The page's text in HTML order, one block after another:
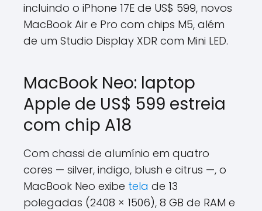
incluindo o iPhone 17E de US$ 599, novos
MacBook Air e Pro com chips M5, além
de um Studio Display XDR com Mini LED.
MacBook Neo: laptop
Apple de US$ 599 estreia
com chip A18
Com chassi de alumínio em quatro
cores — silver, indigo, blush e citrus —, o
MacBook Neo exibe tela de 13
polegadas (2408 × 1506), 8 GB de RAM e